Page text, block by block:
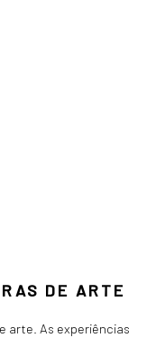
DE ARTE
arte. As experiências